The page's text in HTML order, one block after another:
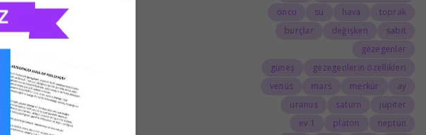
toprak
hava
su
öncü
sabit
değişken
burçlar
gezegenler
gezegenlerin özellikleri
güneş
ay
merkür
mars
venüs
jüpiter
satürn
uranüs
neptün
platon
1.ev